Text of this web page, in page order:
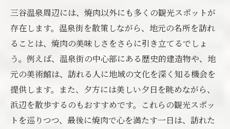
三谷温泉周辺には、焼肉以外にも多くの観光スポットが
存在します。温泉街を散策しながら、地元の名所を訪れ
ることは、焼肉の美味しさをさらに引き立てるでしょ
う。例えば、温泉街の中心部にある歴史的建造物や、地
元の美術館は、訪れる人に地域の文化を深く知る機会を
提供します。また、夕方には美しい夕日を眺めながら、
浜辺を散歩するのもおすすめです。これらの観光スポッ
トを巡りつつ、最後に焼肉で心を満たす一日は、訪れた